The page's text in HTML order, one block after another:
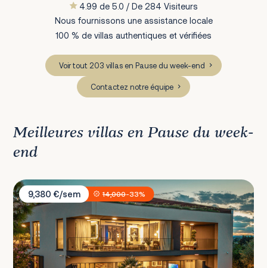
4.99 de 5.0 / De 284 Visiteurs
Nous fournissons une assistance locale
100 % de villas authentiques et vérifiées
Voir tout 203 villas en Pause du week-end
Contactez notre équipe
Meilleures villas en Pause du week-
end
Villa Contessa
9,380 €/sem
14,000-33%